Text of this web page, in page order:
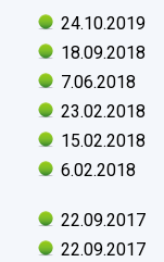
24.10.2019
18.09.2018
7.06.2018
23.02.2018
15.02.2018
6.02.2018
22.09.2017
22.09.2017